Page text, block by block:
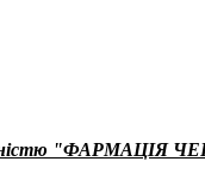
"ФАРМАЦІЯ